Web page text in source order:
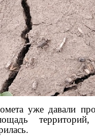
уже давали